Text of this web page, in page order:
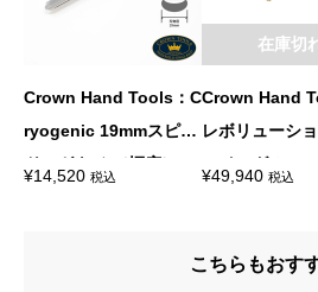
Crown Hand Tools：C
ryogenic 19mmスピン
ドルガウジ （幅広）
¥14,520 税込
Crown Hand
レボリューシ
ーイング シス
¥49,940 税込
在庫切
こちらもおす